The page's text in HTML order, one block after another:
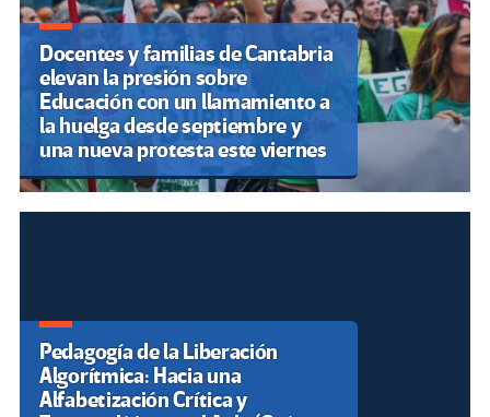
Docentes y familias de Cantabria
elevan la presión sobre
Educación con un llamamiento a
la huelga desde septiembre y
una nueva protesta este viernes
Pedagogía de la Liberación
Algorítmica: Hacia una
Alfabetización Crítica y